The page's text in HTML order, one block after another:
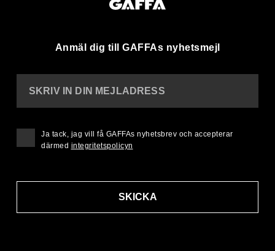
Anmäl dig till GAFFAs nyhetsmejl
SKRIV IN DIN MEJLADRESS
SKICKA
Ja tack, jag vill få GAFFAs nyhetsbrev och accepterar
därmed integritetspolicyn